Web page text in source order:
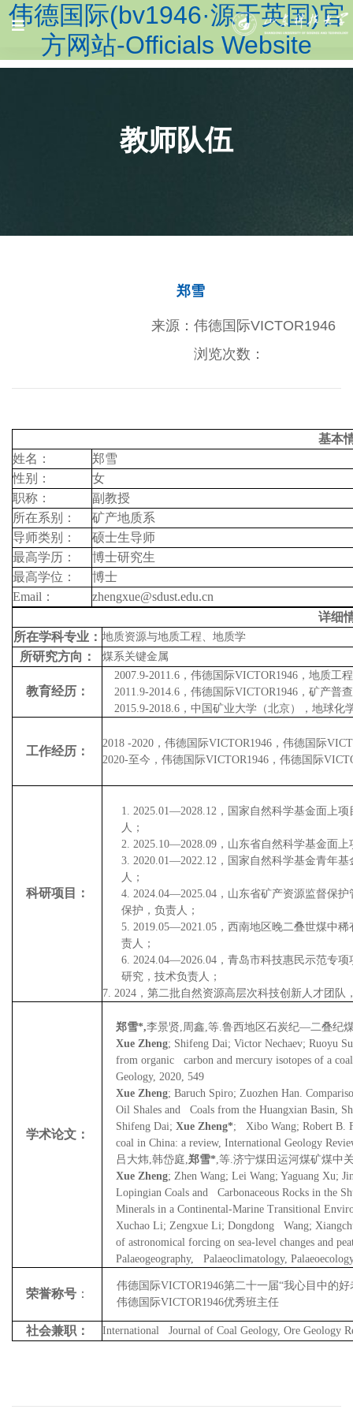
伟德国际(bv1946·源于英国)官
方网站-Officials Website
教师队伍
郑雪
来源：伟德国际VICTOR1946
浏览次数：
基本
姓名：
郑雪
性别：
女
职称：
副教授
所在系别：
矿产地质系
导师类别：
硕士生导师
最高学历：
博士研究生
最高学位：
博士
Email ：
zhengxue@sdust.edu.cn
详细
所在学科专业： 地质资源与地质工程、地质学
所研究方向： 煤系关键金属
教育经历：
2007.9-2011.6 ，伟德国际VICTOR1946，地质工
2011.9-2014.6 ，伟德国际VICTOR1946，矿产普
2015.9-2018.6 ，中国矿业大学（北京），地球化
工作经历：
2018 -2020 ，伟德国际VICTOR1946，伟德国际
2020-至今，伟德国际VICTOR1946，伟德国际
科研项目：
1. 2025.01—2028.12 ，国家自然科学基金面上
人；
2. 2025.10—2028.09 ，山东省自然科学基金面
3. 2020.01—2022.12 ，国家自然科学基金青年
人；
4. 2024.04—2025.04 ，山东省矿产资源监督保
保护，负责人；
5. 2019.05—2021.05 ，西南地区晚二叠世煤中
责人；
6. 2024.04—2026.04 ，青岛市科技惠民示范专
研究，技术负责人；
7. 2024 ，第二批自然资源高层次科技创新人才团
学术论文：
郑雪*,李景贤,周鑫,等.鲁西地区石炭纪—二叠纪
Xue Zheng; Shifeng Dai; Victor Nechaev; Ruoyu
from organic carbon and mercury isotopes of a
Geology, 2020, 549
Xue Zheng; Baruch Spiro; Zuozhen Han.
Oil Shales and Coals from the Huangxian Basin,
Shifeng Dai; Xue Zheng*; Xibo Wang; Robert B.
coal in China: a review, International Geology
吕大炜,韩岱庭,郑雪*,等.济宁煤田运河煤矿煤中
Xue Zheng; Zhen Wang; Lei Wang; Yaguang Xu;
Lopingian Coals and Carbonaceous Rocks in the
Minerals in a Continental-Marine Transitional
Xuchao Li; Zengxue Li; Dongdong Wang;
of astronomical forcing on sea-level changes and
Palaeogeography, Palaeoclimatology,
荣誉称号：
伟德国际VICTOR1946第二十一届“我心目中的好
伟德国际VICTOR1946优秀班主任
社会兼职： International Journal of Coal Geology, Ore Geology